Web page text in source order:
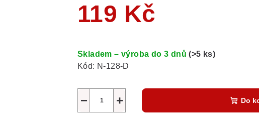
119 Kč
cena:
Skladem – výroba do 3 dnů(>5 ks)
Kód: N-128-D
+
− Do